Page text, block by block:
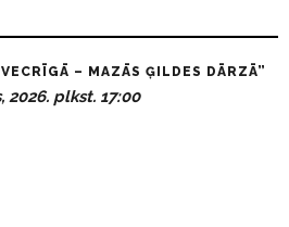
– MAZĀS ĢILDES DĀRZĀ”
2026. plkst. 17:00